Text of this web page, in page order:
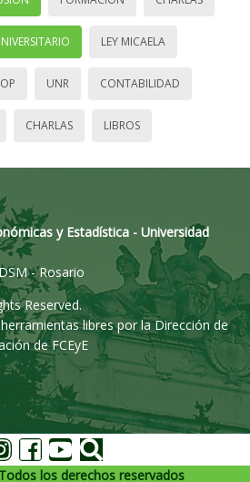
LEY MICAELA
UNR CONTABILIDAD
CHARLAS LIBROS
y Estadística - Universidad
- Rosario
Reserved.
libres por la Dirección de
de FCEyE
los derechos reservados